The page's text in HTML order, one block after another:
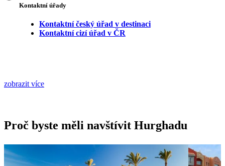
Kontaktní úřady
Kontaktní český úřad v destinaci
Kontaktní cizí úřad v ČR
zobrazit více
Proč byste měli navštívit Hurghadu